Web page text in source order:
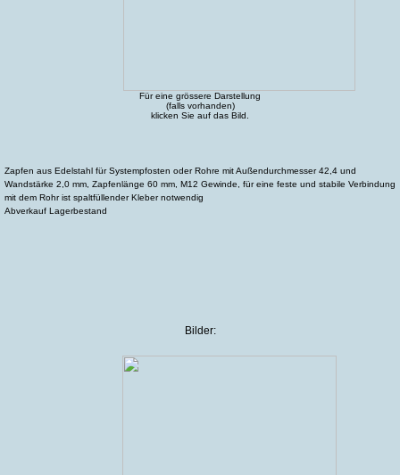
Für eine grössere Darstellung
(falls vorhanden)
klicken Sie auf das Bild.
Zapfen aus Edelstahl für Systempfosten oder Rohre mit Außendurchmesser 42,4 und
Wandstärke 2,0 mm, Zapfenlänge 60 mm, M12 Gewinde, für eine feste und stabile Verbindung
mit dem Rohr ist spaltfüllender Kleber notwendig
Abverkauf Lagerbestand
Bilder: